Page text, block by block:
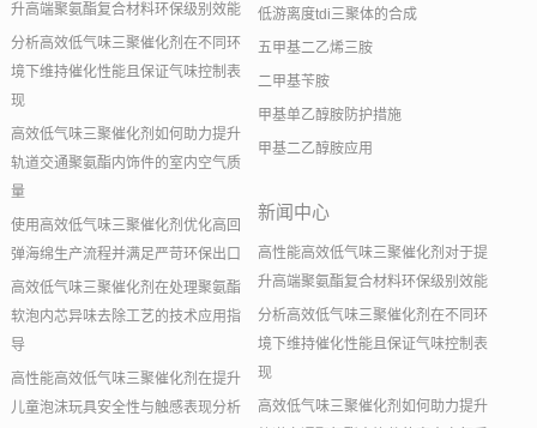
升高端聚氨酯复合材料环保级别效能
分析高效低气味三聚催化剂在不同环
境下维持催化性能且保证气味控制表
现
高效低气味三聚催化剂如何助力提升
轨道交通聚氨酯内饰件的室内空气质
量
使用高效低气味三聚催化剂优化高回
弹海绵生产流程并满足严苛环保出口
高效低气味三聚催化剂在处理聚氨酯
软泡内芯异味去除工艺的技术应用指
导
高性能高效低气味三聚催化剂在提升
儿童泡沫玩具安全性与触感表现分析
低游离度tdi三聚体的合成
五甲基二乙烯三胺
二甲基苄胺
甲基单乙醇胺防护措施
甲基二乙醇胺应用
新闻中心
高性能高效低气味三聚催化剂对于提
升高端聚氨酯复合材料环保级别效能
分析高效低气味三聚催化剂在不同环
境下维持催化性能且保证气味控制表
现
高效低气味三聚催化剂如何助力提升